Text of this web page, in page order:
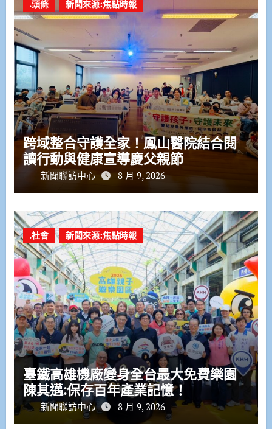
.頭條 新聞來源:焦點時報
跨域整合守護全家！鳳山醫院結合閱
讀行動與健康宣導慶父親節
新聞聯訪中心 8 月 9, 2026
.社會 新聞來源:焦點時報
臺鐵高雄機廠變身全台最大免費樂園
陳其邁:保存百年產業記憶！
新聞聯訪中心 8 月 9, 2026